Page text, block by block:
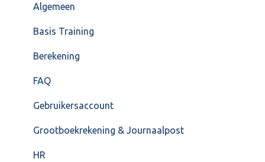
VoorraadService & Onderhoud
Jaarafsluiting
Salarisberekening
Overig
FAQ – Beëindiging CASH Lonen en overstap naar
Algemeen
Basis Training
Berekening
FAQ
Gebruikersaccount
Grootboekrekening & Journaalpost
HR